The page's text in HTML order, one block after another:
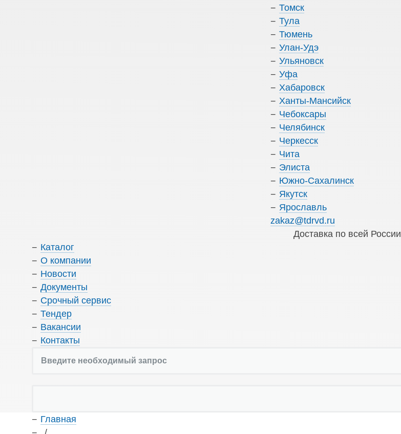
Томск
Тула
Тюмень
Улан-Удэ
Ульяновск
Уфа
Хабаровск
Ханты-Мансийск
Чебоксары
Челябинск
Черкесск
Чита
Элиста
Южно-Сахалинск
Якутск
Ярославль
zakaz@tdrvd.ru
Доставка по всей России
Каталог
О компании
Новости
Документы
Срочный сервис
Тендер
Вакансии
Контакты
Главная